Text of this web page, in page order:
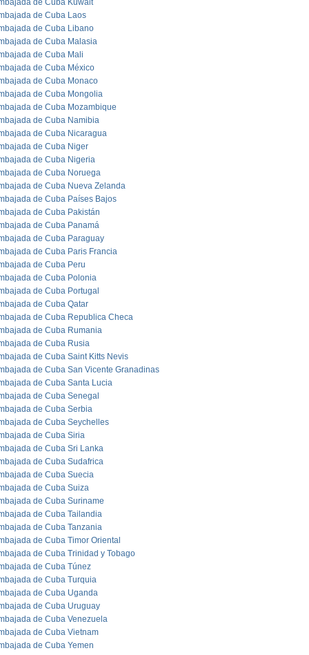
de Cuba Kuwait
de Cuba Laos
de Cuba Libano
de Cuba Malasia
de Cuba Mali
de Cuba México
de Cuba Monaco
de Cuba Mongolia
de Cuba Mozambique
de Cuba Namibia
de Cuba Nicaragua
de Cuba Niger
de Cuba Nigeria
de Cuba Noruega
de Cuba Nueva Zelanda
de Cuba Países Bajos
de Cuba Pakistán
de Cuba Panamá
de Cuba Paraguay
de Cuba Paris Francia
de Cuba Peru
de Cuba Polonia
de Cuba Portugal
de Cuba Qatar
de Cuba Republica Checa
de Cuba Rumania
de Cuba Rusia
de Cuba Saint Kitts Nevis
de Cuba San Vicente Granadinas
de Cuba Santa Lucia
de Cuba Senegal
de Cuba Serbia
de Cuba Seychelles
de Cuba Siria
de Cuba Sri Lanka
de Cuba Sudafrica
de Cuba Suecia
de Cuba Suiza
de Cuba Suriname
de Cuba Tailandia
de Cuba Tanzania
de Cuba Timor Oriental
de Cuba Trinidad y Tobago
de Cuba Túnez
de Cuba Turquia
de Cuba Uganda
de Cuba Uruguay
de Cuba Venezuela
de Cuba Vietnam
de Cuba Yemen